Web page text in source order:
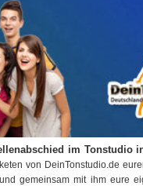
im Tonstudio
von DeinTonstudio.de
gemeinsam mit ihm eure